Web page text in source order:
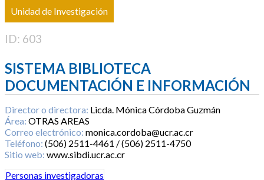
Unidad de Investigación
ID: 603
SISTEMA BIBLIOTECA
DOCUMENTACIÓN E INFORMACIÓN
Director o directora: Licda. Mónica Córdoba Guzmán
Área: OTRAS AREAS
Correo electrónico: monica.cordoba@ucr.ac.cr
Teléfono: (506) 2511-4461 / (506) 2511-4750
Sitio web: www.sibdi.ucr.ac.cr
Personas investigadoras